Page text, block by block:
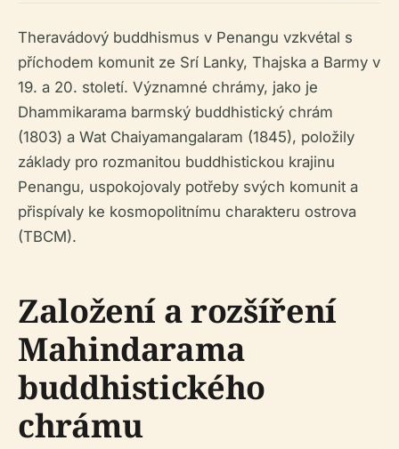
Theravádový buddhismus v Penangu vzkvétal s
příchodem komunit ze Srí Lanky, Thajska a Barmy v
19. a 20. století. Významné chrámy, jako je
Dhammikarama barmský buddhistický chrám
(1803) a Wat Chaiyamangalaram (1845), položily
základy pro rozmanitou buddhistickou krajinu
Penangu, uspokojovaly potřeby svých komunit a
přispívaly ke kosmopolitnímu charakteru ostrova
(TBCM).
Založení a rozšíření
Mahindarama
buddhistického
chrámu